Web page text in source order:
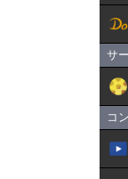
サ
コ